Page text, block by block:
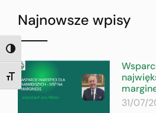
TOGGLE HIGH CONTRAST
TOGGLE FONT SIZE
Najnowsze wpisy
31/07/